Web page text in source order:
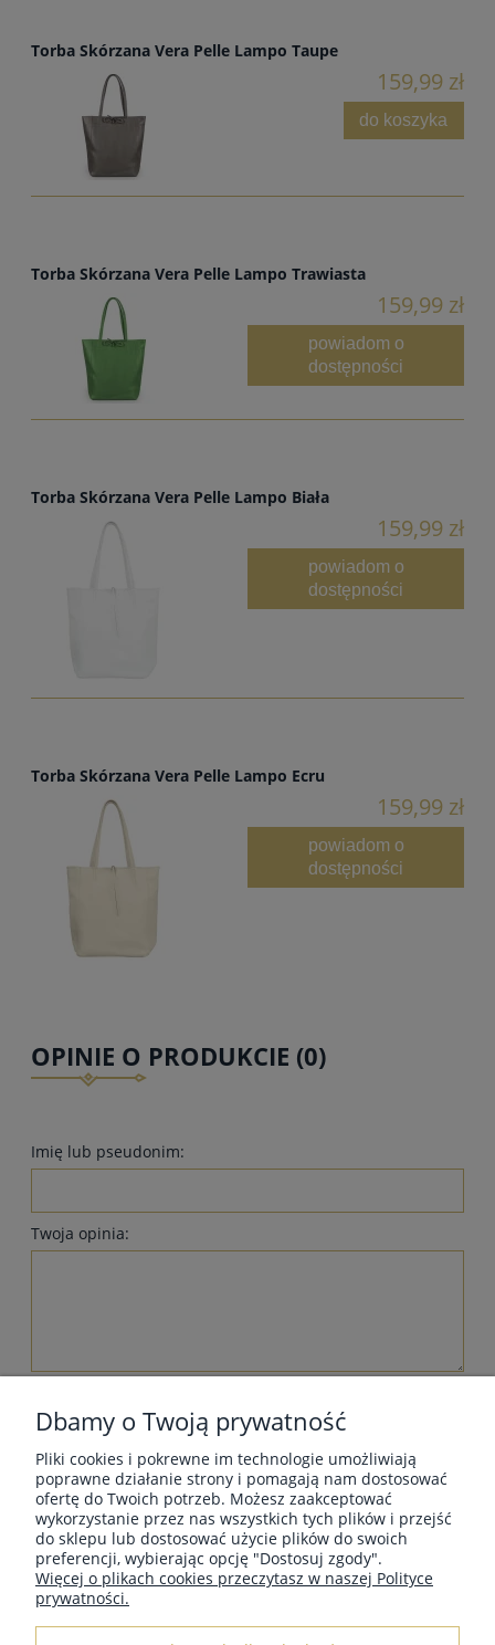
Torba Skórzana Vera Pelle Lampo Taupe
159,99 zł
do koszyka
Torba Skórzana Vera Pelle Lampo Trawiasta
159,99 zł
powiadom o
dostępności
Torba Skórzana Vera Pelle Lampo Biała
159,99 zł
powiadom o
dostępności
Torba Skórzana Vera Pelle Lampo Ecru
159,99 zł
powiadom o
dostępności
OPINIE O PRODUKCIE (0)
Imię lub pseudonim:
Twoja opinia:
MOJE KONTO
Dbamy o Twoją prywatność
Pliki cookies i pokrewne im technologie umożliwiają
poprawne działanie strony i pomagają nam dostosować
ofertę do Twoich potrzeb. Możesz zaakceptować
wykorzystanie przez nas wszystkich tych plików i przejść
do sklepu lub dostosować użycie plików do swoich
preferencji, wybierając opcję "Dostosuj zgody".
Więcej o plikach cookies przeczytasz w naszej Polityce
prywatności.